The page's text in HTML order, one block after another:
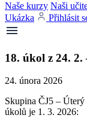
Naše kurzy Naši
Ukázka
Přihlásit
18. úkol z 24. 2.
24. února 2026
Skupina ČJ5 –
úkolů je 1. 3. 2026: